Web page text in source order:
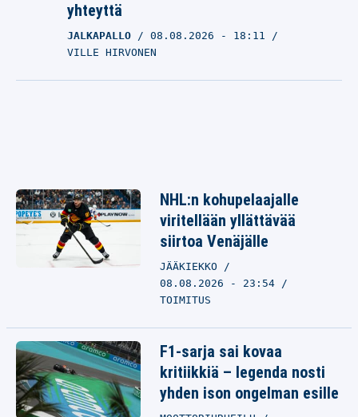
yhteyttä
JALKAPALLO 08.08.2026 - 18:11
VILLE HIRVONEN
NHL:n kohupelaajalle
viritellään yllättävää
siirtoa Venäjälle
JÄÄKIEKKO
08.08.2026 - 23:54
TOIMITUS
F1-sarja sai kovaa
kritiikkiä – legenda nosti
yhden ison ongelman esille